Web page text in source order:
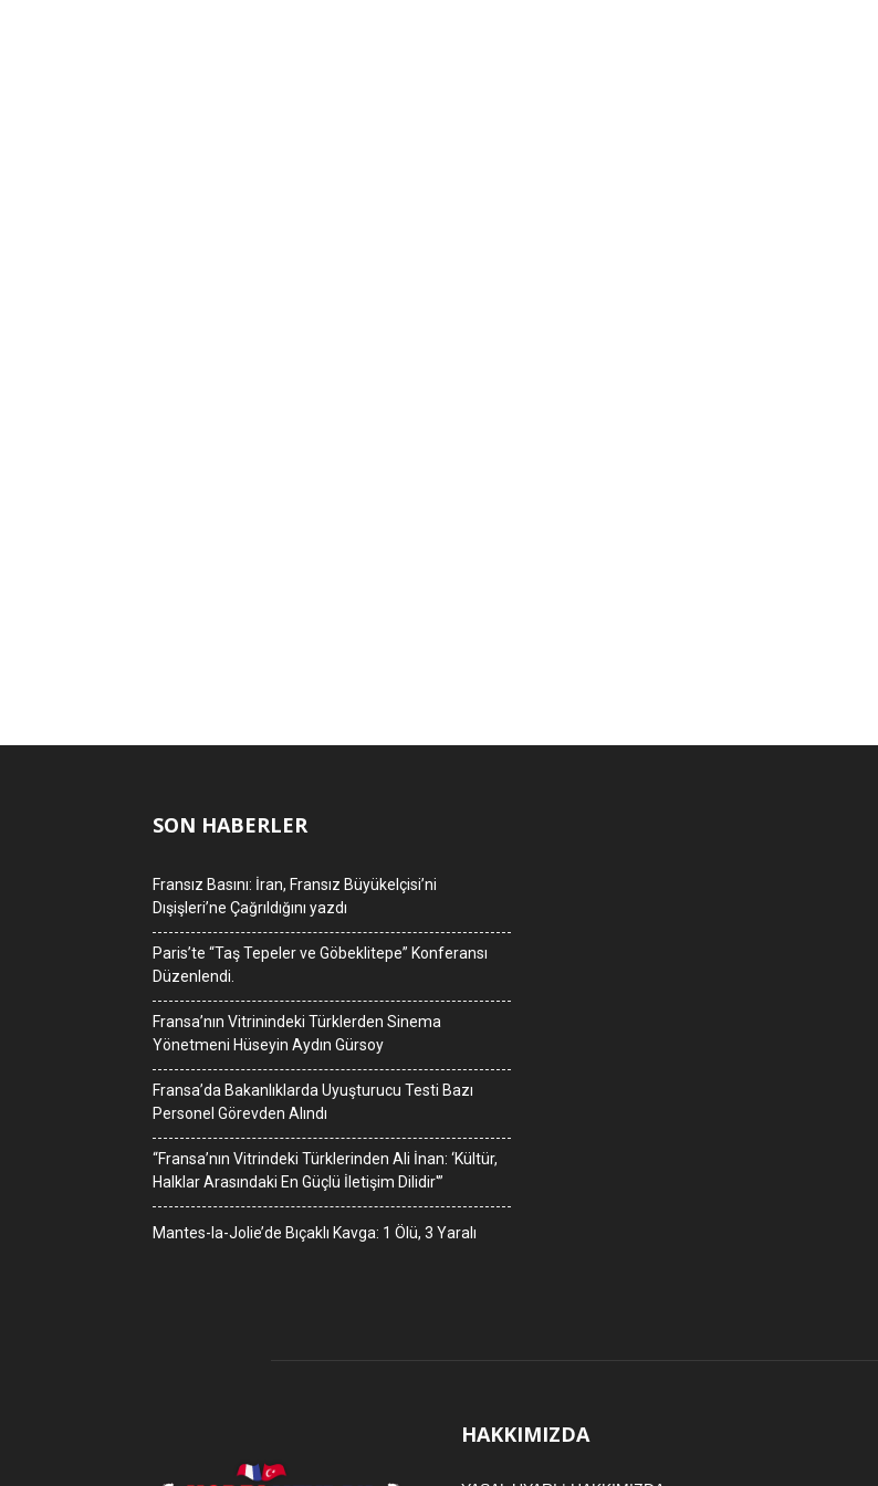
SON HABERLER
Fransız Basını: İran, Fransız Büyükelçisi’ni
Dışişleri’ne Çağrıldığını yazdı
Paris’te “Taş Tepeler ve Göbeklitepe” Konferansı
Düzenlendi.
Fransa’nın Vitrinindeki Türklerden Sinema
Yönetmeni Hüseyin Aydın Gürsoy
Fransa’da Bakanlıklarda Uyuşturucu Testi Bazı
Personel Görevden Alındı
“Fransa’nın Vitrindeki Türklerinden Ali İnan: ‘Kültür,
Halklar Arasındaki En Güçlü İletişim Dilidir'”
Mantes-la-Jolie’de Bıçaklı Kavga: 1 Ölü, 3 Yaralı
HAKKIMIZDA